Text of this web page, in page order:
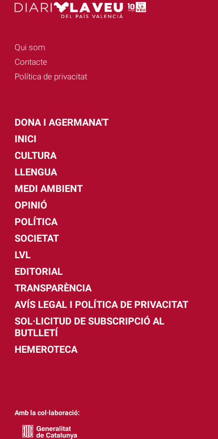
Qui som
Contacte
Política de privacitat
DONA I AGERMANA'T
INICI
CULTURA
LLENGUA
MEDI AMBIENT
OPINIÓ
POLÍTICA
SOCIETAT
LVL
EDITORIAL
TRANSPARÈNCIA
AVÍS LEGAL I POLÍTICA DE PRIVACITAT
SOL·LICITUD DE SUBSCRIPCIÓ AL
BUTLLETÍ
HEMEROTECA
Amb la col·laboració: